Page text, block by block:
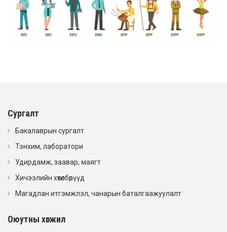
Сургалт
Бакалаврын сургалт
Тэнхим, лаборатори
Удирдамж, заавар, маягт
Хичээлийн хөтөлбөрүүд
Магадлан итгэмжлэл, чанарын баталгаажуулалт
Оюутны хөгжил